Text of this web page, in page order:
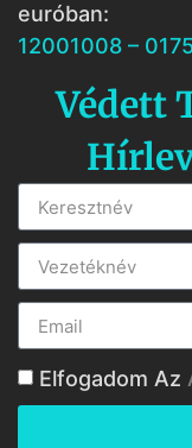
euróban:
12001008 –
Védett
Elfogadom Az